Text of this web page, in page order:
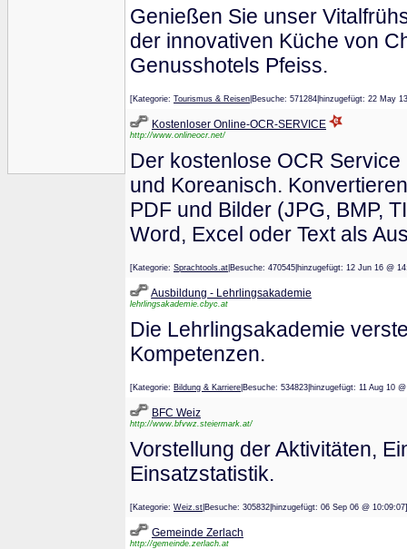
Genießen Sie unser
der innovativen Küche von
Genusshotels Pfeiss.
[Kategorie: Tourismus & Reisen |Besuche: 571284|hinzugefügt: 22
Kostenloser Online-OCR-SERVICE
http://www.onlineocr.net/
Der kostenlose OCR
und Koreanisch.
PDF und Bilder (JPG, BMP,
Word, Excel oder Text als
[Kategorie: Sprachtools.at |Besuche: 470545|hinzugefügt: 12 Jun
Ausbildung - Lehrlingsakademie
lehrlingsakademie.cbyc.at
Die Lehrlingsakademie
Kompetenzen.
[Kategorie: Bildung & Karriere |Besuche: 534823|hinzugefügt: 11
BFC Weiz
http://www.bfvwz.steiermark.at/
Vorstellung der Aktivitäten,
Einsatzstatistik.
[Kategorie: Weiz.st |Besuche: 305832|hinzugefügt: 06 Sep 06 @
Gemeinde Zerlach
http://gemeinde.zerlach.at